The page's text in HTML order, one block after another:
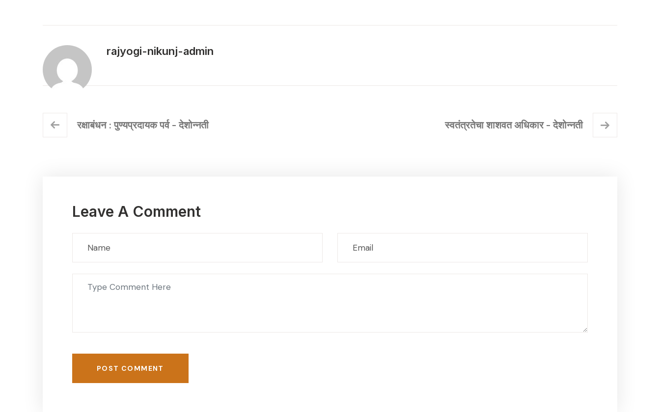
rajyogi-nikunj-admin
रक्षाबंधन : पुण्यप्रदायक पर्व - देशोन्नती स्वतंत्रतेचा शाशवत अधिकार - देशोन्नती
Leave A Comment
POST COMMENT